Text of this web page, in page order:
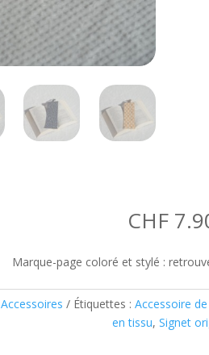
CHF
Marque-page coloré et stylé :
Accessoires Étiquettes : Accessoire
en tissu, Signet